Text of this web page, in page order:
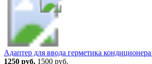
Адаптер для ввода герметика
1250 руб. 1500 руб.